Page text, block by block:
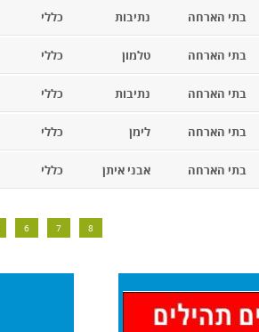
בתי הארחה נתיבות כללי
בתי הארחה טלמון כללי
בתי הארחה נתיבות כללי
בתי הארחה לימן כללי
בתי הארחה אבני איתן כללי
6 7 8